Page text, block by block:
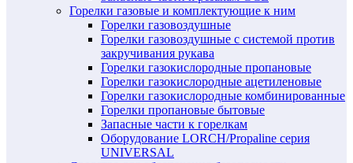
Горелки газовые и комплектующие к ним
Горелки газовоздушные
Горелки газовоздушные с системой против
закручивания рукава
Горелки газокислородные пропановые
Горелки газокислородные ацетиленовые
Горелки газокислородные комбинированные
Горелки пропановые бытовые
Запасные части к горелкам
Оборудование LORCH/Propaline серия
UNIVERSAL